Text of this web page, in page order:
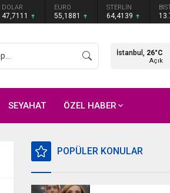
DOLAR
47,7111
EURO
55,1881
STERLİN
64,4139
İstanbul, 26°C
Açık
SEYAHAT ÖZEL HABER
POPÜLER KONULAR